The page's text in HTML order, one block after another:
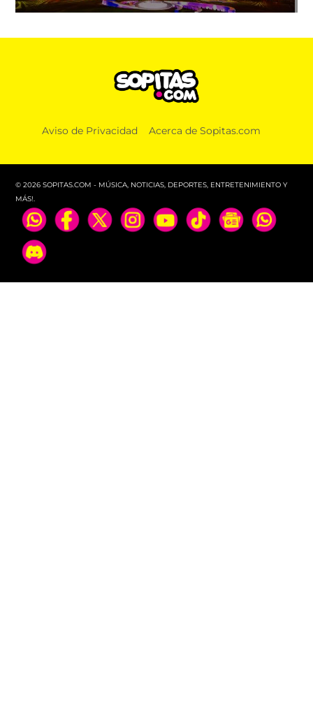
Aviso de Privacidad Acerca de Sopitas.com
© 2026 SOPITAS.COM - MÚSICA, NOTICIAS, DEPORTES, ENTRETENIMIENTO Y
MÁS!.